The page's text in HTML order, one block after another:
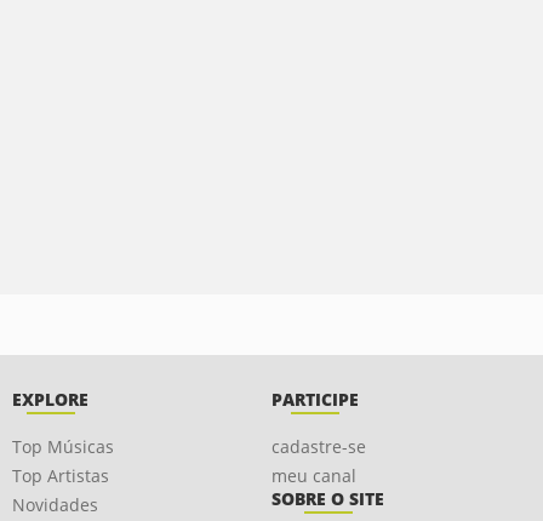
EXPLORE
Top Músicas
Top Artistas
Novidades
PARTICIPE
cadastre-se
meu canal
SOBRE O SITE